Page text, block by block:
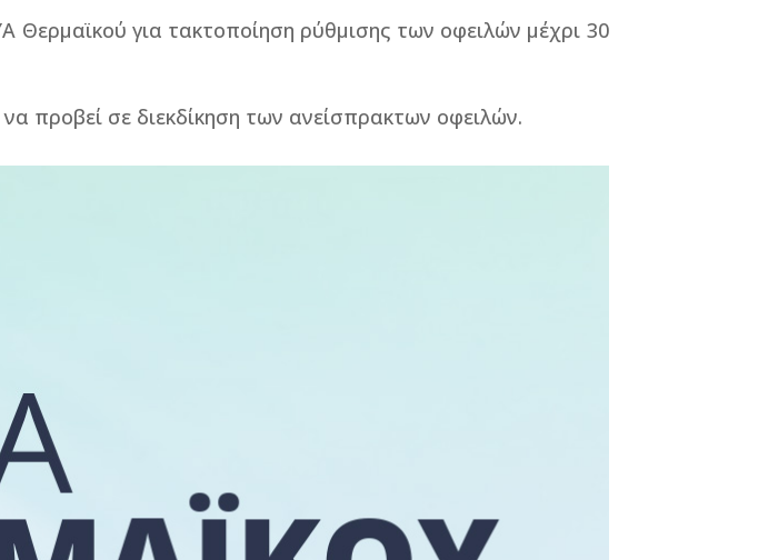
Θερμαϊκού για τακτοποίηση ρύθμισης των οφειλών μέχρι 30
προβεί σε διεκδίκηση των ανείσπρακτων οφειλών.